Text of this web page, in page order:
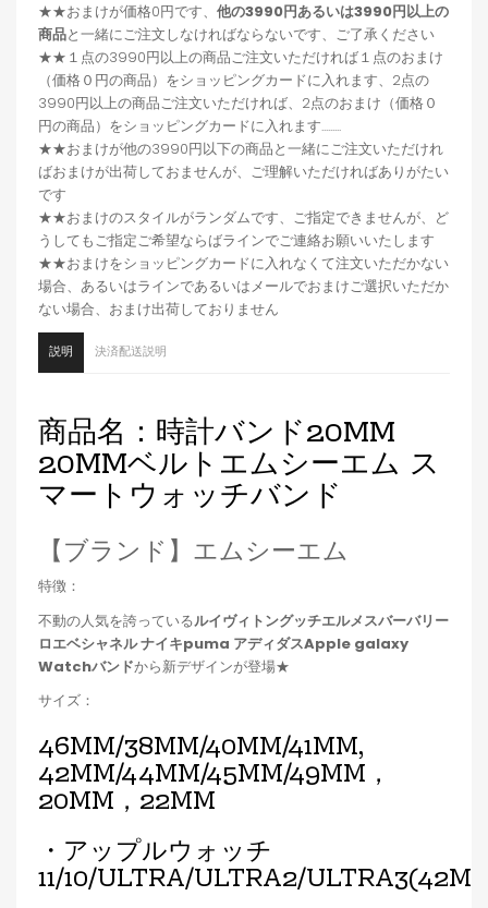
★★おまけが価格0円です、 他の3990円あるいは3990円以上の
商品と一緒にご注文しなければならないです、ご了承ください
★★１点の3990円以上の商品ご注文いただければ１点のおまけ
（価格０円の商品）をショッピングカードに入れます、2点の
3990円以上の商品ご注文いただければ、2点のおまけ（価格０
円の商品）をショッピングカードに入れます.........
★★おまけが他の3990円以下の商品と一緒にご注文いただけれ
ばおまけが出荷しておませんが、ご理解いただければありがたい
です
★★おまけのスタイルがランダムです、ご指定できませんが、ど
うしてもご指定ご希望ならばラインでご連絡お願いいたします
★★おまけをショッピングカードに入れなくて注文いただかない
場合、あるいはラインであるいはメールでおまけご選択いただか
ない場合、おまけ出荷しておりません
説明 決済配送説明
商品名：時計バンド20MM
20MMベルトエムシーエム ス
マートウォッチバンド
【ブランド】エムシーエム
特徴：
不動の人気を誇っているルイヴィトングッチエルメスバーバリー
ロエベシャネル ナイキpuma アディダスApple galaxy
Watchバンドから新デザインが登場★
サイズ：
46MM/38MM/40MM/41MM,
42MM/44MM/45MM/49MM，
20MM，22MM
・アップルウォッチ
11/10/ULTRA/ULTRA2/